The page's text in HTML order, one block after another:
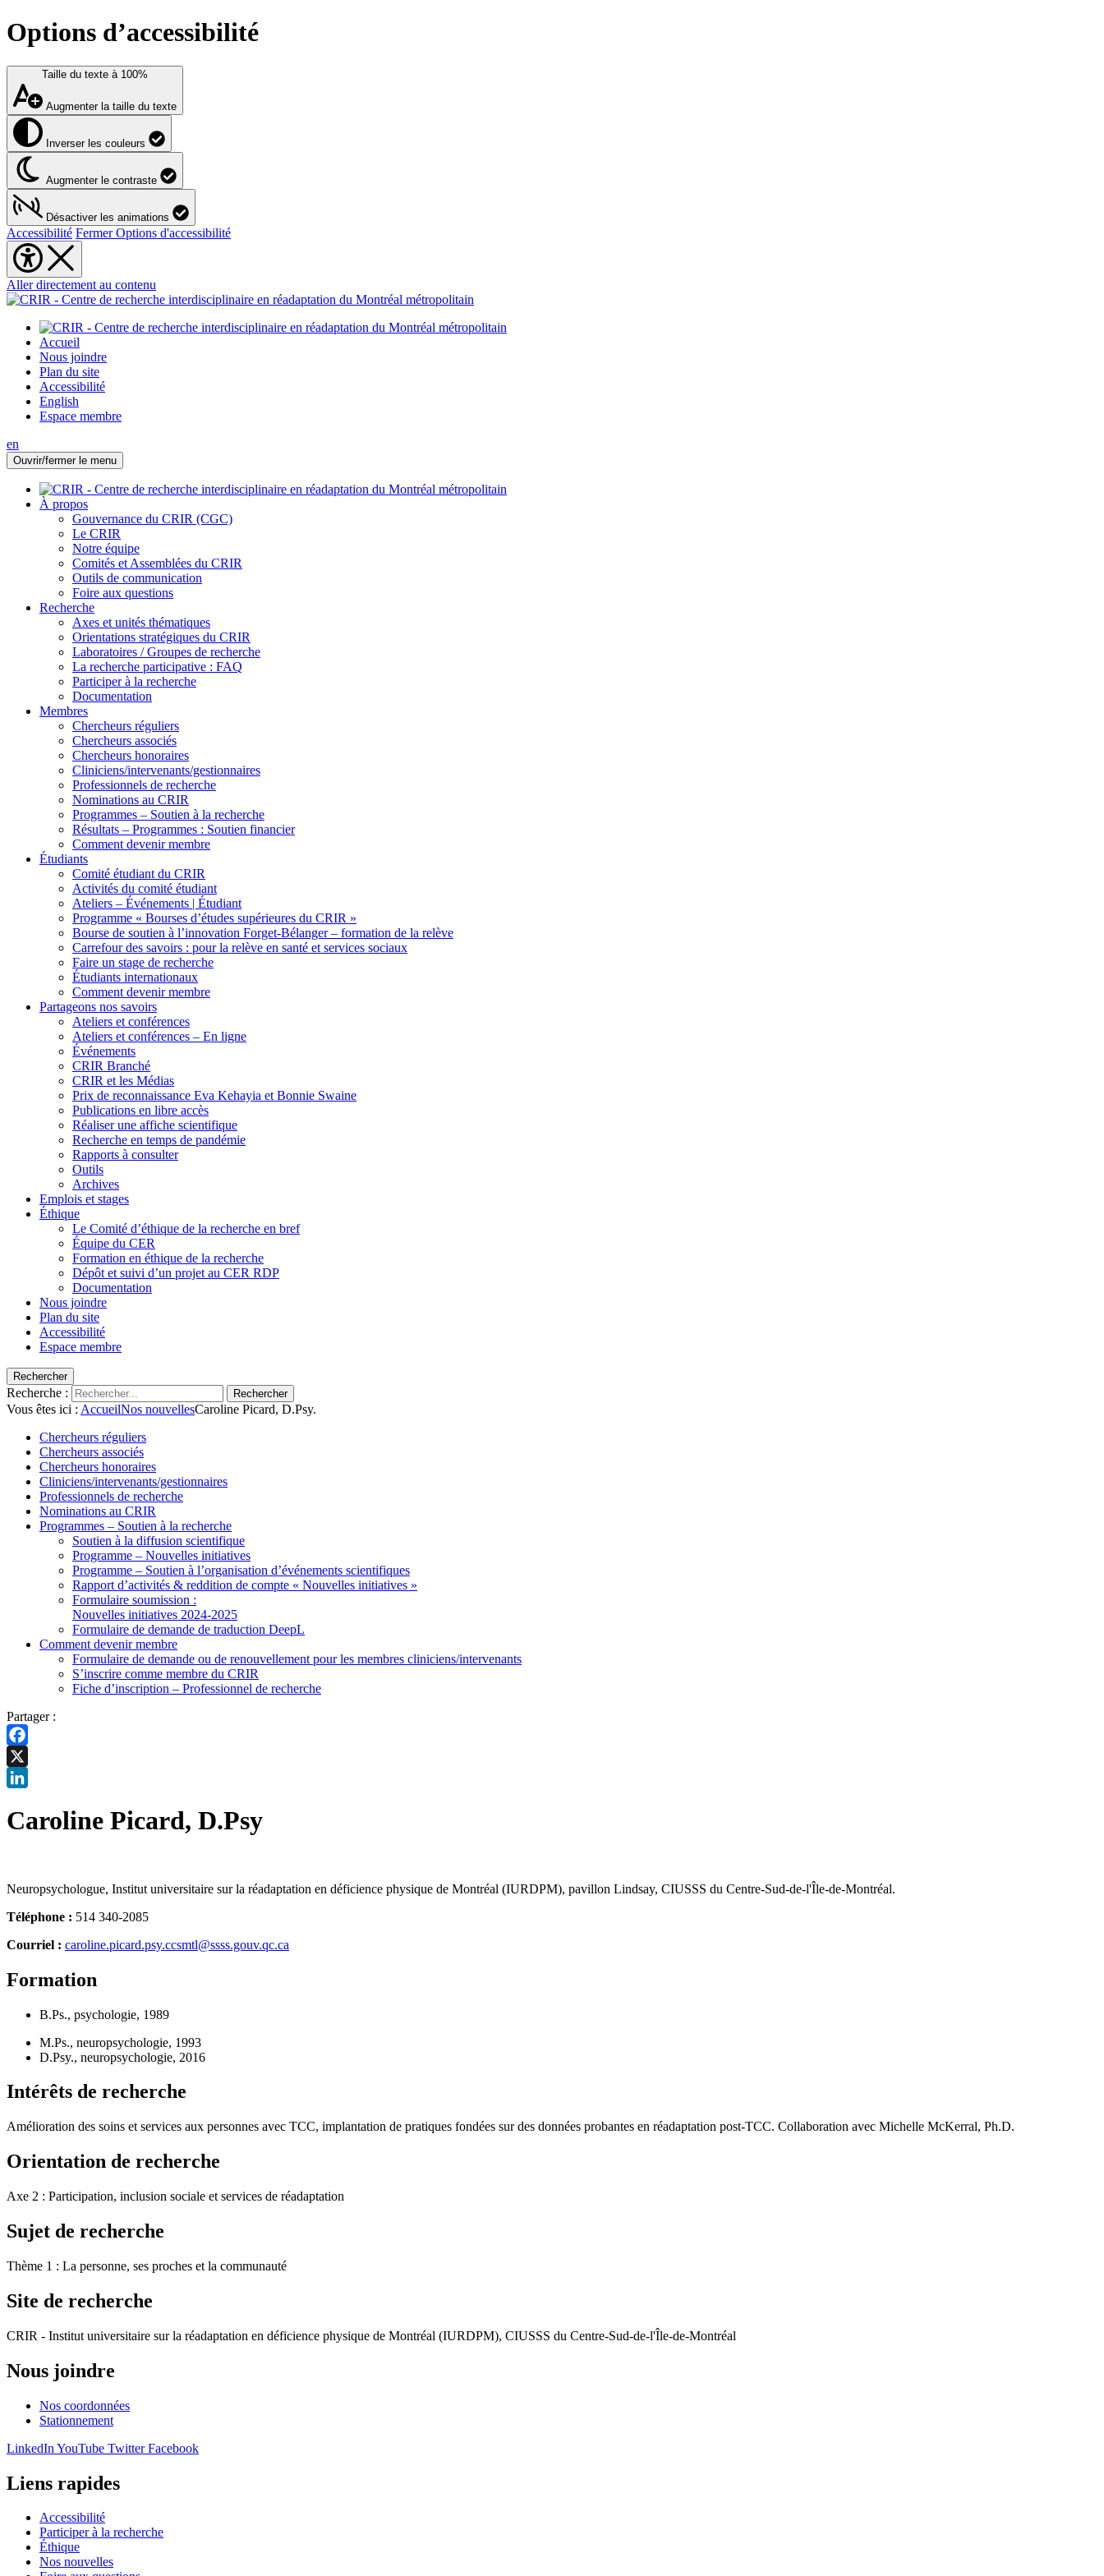
Options d’accessibilité
Taille du texte à 100%
Augmenter la taille du texte
Inverser les couleurs
Augmenter le contraste
Désactiver les animations
Accessibilité Fermer Options d'accessibilité
Aller directement au contenu
Accueil
Nous joindre
Plan du site
Accessibilité
English
Espace membre
en
Ouvrir/fermer le menu
À propos
Gouvernance du CRIR (CGC)
Le CRIR
Notre équipe
Comités et Assemblées du CRIR
Outils de communication
Foire aux questions
Recherche
Axes et unités thématiques
Orientations stratégiques du CRIR
Laboratoires / Groupes de recherche
La recherche participative : FAQ
Participer à la recherche
Documentation
Membres
Chercheurs réguliers
Chercheurs associés
Chercheurs honoraires
Cliniciens/intervenants/gestionnaires
Professionnels de recherche
Nominations au CRIR
Programmes – Soutien à la recherche
Résultats – Programmes : Soutien financier
Comment devenir membre
Étudiants
Comité étudiant du CRIR
Activités du comité étudiant
Ateliers – Événements | Étudiant
Programme « Bourses d’études supérieures du CRIR »
Bourse de soutien à l’innovation Forget-Bélanger – formation de la relève
Carrefour des savoirs : pour la relève en santé et services sociaux
Faire un stage de recherche
Étudiants internationaux
Comment devenir membre
Partageons nos savoirs
Ateliers et conférences
Ateliers et conférences – En ligne
Événements
CRIR Branché
CRIR et les Médias
Prix de reconnaissance Eva Kehayia et Bonnie Swaine
Publications en libre accès
Réaliser une affiche scientifique
Recherche en temps de pandémie
Rapports à consulter
Outils
Archives
Emplois et stages
Éthique
Le Comité d’éthique de la recherche en bref
Équipe du CER
Formation en éthique de la recherche
Dépôt et suivi d’un projet au CER RDP
Documentation
Nous joindre
Plan du site
Accessibilité
Espace membre
Rechercher
Recherche : Rechercher
Vous êtes ici : AccueilNos nouvellesCaroline Picard, D.Psy.
Chercheurs réguliers
Chercheurs associés
Chercheurs honoraires
Cliniciens/intervenants/gestionnaires
Professionnels de recherche
Nominations au CRIR
Programmes – Soutien à la recherche
Soutien à la diffusion scientifique
Programme – Nouvelles initiatives
Programme – Soutien à l’organisation d’événements scientifiques
Rapport d’activités & reddition de compte « Nouvelles initiatives »
Formulaire soumission :
Nouvelles initiatives 2024-2025
Formulaire de demande de traduction DeepL
Comment devenir membre
Formulaire de demande ou de renouvellement pour les membres cliniciens/intervenants
S’inscrire comme membre du CRIR
Fiche d’inscription – Professionnel de recherche
Partager :
Facebook
X
Caroline Picard, D.Psy
Neuropsychologue, Institut universitaire sur la réadaptation en déficience physique de Montréal (IURDPM), pavillon Lindsay, CIUSSS du Centre-Sud-de-l'Île-de-Montréal.
Téléphone : 514 340-2085
Courriel : caroline.picard.psy.ccsmtl@ssss.gouv.qc.ca
Formation
B.Ps., psychologie, 1989
M.Ps., neuropsychologie, 1993
D.Psy., neuropsychologie, 2016
Intérêts de recherche
Amélioration des soins et services aux personnes avec TCC, implantation de pratiques fondées sur des données probantes en réadaptation post-TCC. Collaboration avec Michelle McKerral, Ph.D.
Orientation de recherche
Axe 2 : Participation, inclusion sociale et services de réadaptation
Sujet de recherche
Thème 1 : La personne, ses proches et la communauté
Site de recherche
CRIR - Institut universitaire sur la réadaptation en déficience physique de Montréal (IURDPM), CIUSSS du Centre-Sud-de-l'Île-de-Montréal
Nous joindre
Nos coordonnées
Stationnement
LinkedIn YouTube Twitter Facebook
Liens rapides
Accessibilité
Participer à la recherche
Éthique
Nos nouvelles